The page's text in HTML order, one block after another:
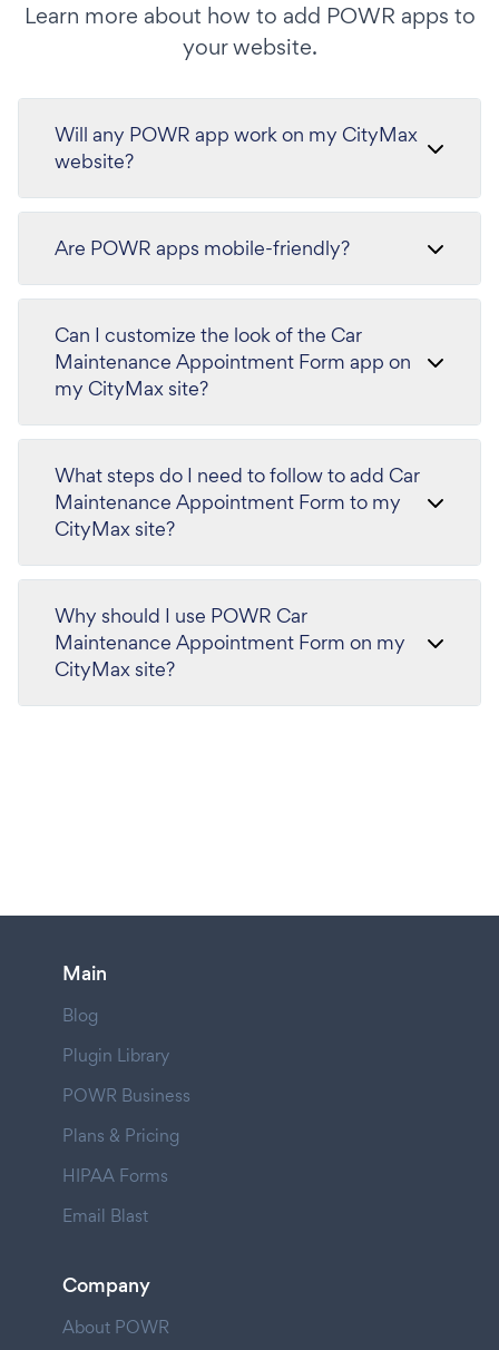
Learn more about how to add POWR apps to
your website.
Will any POWR app work on my CityMax
website?
Are POWR apps mobile-friendly?
Can I customize the look of the Car
Maintenance Appointment Form app on
my CityMax site?
What steps do I need to follow to add Car
Maintenance Appointment Form to my
CityMax site?
Why should I use POWR Car
Maintenance Appointment Form on my
CityMax site?
Main
Blog
Plugin Library
POWR Business
Plans & Pricing
HIPAA Forms
Email Blast
Company
About POWR